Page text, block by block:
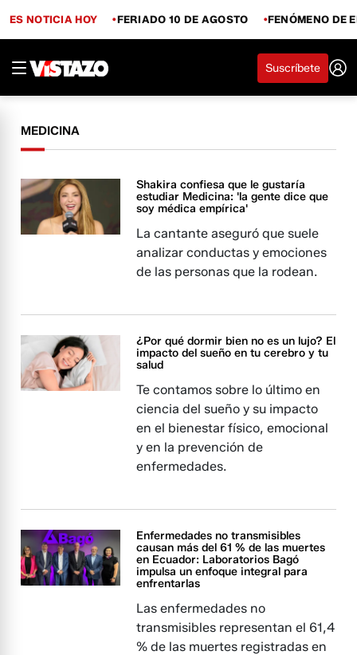
ES NOTICIA HOY FERIADO 10 DE AGOSTO FENÓMENO DE
Suscríbete
MEDICINA
Shakira confiesa que le gustaría
estudiar Medicina: 'la gente dice que
soy médica empírica'
La cantante aseguró que suele
analizar conductas y emociones
de las personas que la rodean.
¿Por qué dormir bien no es un lujo? El
impacto del sueño en tu cerebro y tu
salud
Te contamos sobre lo último en
ciencia del sueño y su impacto
en el bienestar físico, emocional
y en la prevención de
enfermedades.
Enfermedades no transmisibles
causan más del 61 % de las muertes
en Ecuador: Laboratorios Bagó
impulsa un enfoque integral para
enfrentarlas
Las enfermedades no
transmisibles representan el 61,4
% de las muertes registradas en